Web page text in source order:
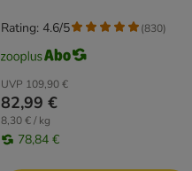
UVP 109,90 €
82,99 €
8,30 € / kg
78,84 €
Rating: 4.6/5 (830)